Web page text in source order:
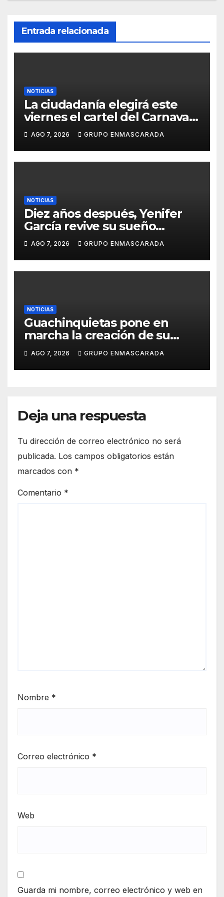
Entrada relacionada
NOTICIAS
La ciudadanía elegirá este
viernes el cartel del Carnaval
de Las Palmas de Gran
Canaria 2027 en una gala
retransmitida por Televisión
AGO 7, 2026 GRUPO ENMASCARADA
NOTICIAS
Diez años después, Yenifer
García revive su sueño
carnavalero en el vídeo de
presentación de San Juan de
la Rambla para el Grand Prix
AGO 7, 2026 GRUPO ENMASCARADA
NOTICIAS
Guachinquietas pone en
marcha la creación de su
repertorio para el Carnaval
2027
AGO 7, 2026 GRUPO ENMASCARADA
Deja una respuesta
Tu dirección de correo electrónico no será
publicada. Los campos obligatorios están
marcados con *
Comentario *
Nombre *
Correo electrónico *
Web
Guarda mi nombre, correo electrónico y web en